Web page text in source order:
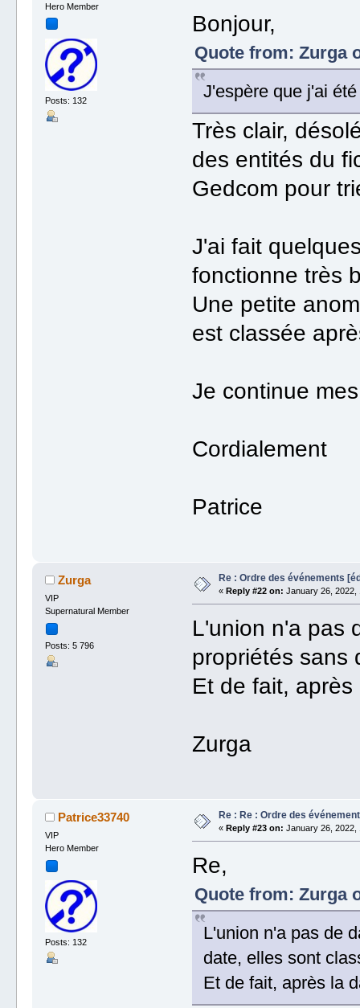
Hero Member
Posts: 132
Bonjour,
Quote from: Zurga
J'espère que j'ai
Très clair,
des entités du
Gedcom pour
J'ai fait
fonctionne très
Une petite
est classée
Je continue
Cordialement
Patrice
Zurga
VIP
Supernatural Member
Posts: 5 796
Re : Ordre des événements
« Reply #22 on: January 26, 2022,
L'union n'a pas
propriétés sans
Et de fait,
Zurga
Patrice33740
VIP
Hero Member
Posts: 132
Re : Re : Ordre des
« Reply #23 on: January 26, 2022,
Re,
Quote from: Zurga
L'union n'a pas de
date, elles sont
Et de fait, après la